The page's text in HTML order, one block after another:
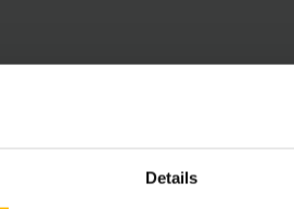
Details
vozíky konstrukční řady
nástavbami až po rychlou
řízením a kompaktním